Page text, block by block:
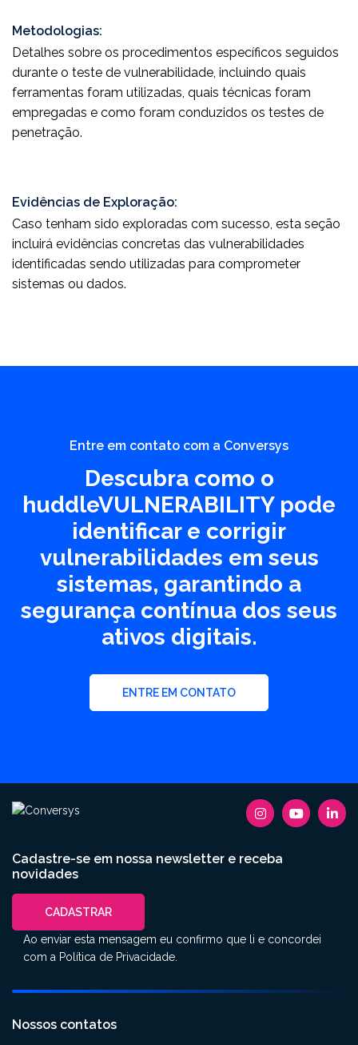
Metodologias:
Detalhes sobre os procedimentos específicos seguidos
durante o teste de vulnerabilidade, incluindo quais
ferramentas foram utilizadas, quais técnicas foram
empregadas e como foram conduzidos os testes de
penetração.
Evidências de Exploração:
Caso tenham sido exploradas com sucesso, esta seção
incluirá evidências concretas das vulnerabilidades
identificadas sendo utilizadas para comprometer
sistemas ou dados.
Entre em contato com a Conversys
Descubra como o
huddleVULNERABILITY pode
identificar e corrigir
vulnerabilidades em seus
sistemas, garantindo a
segurança contínua dos seus
ativos digitais.
ENTRE EM CONTATO
Cadastre-se em nossa newsletter e receba
novidades
CADASTRAR
Ao enviar esta mensagem eu confirmo que li e concordei
com a Política de Privacidade
Nossos contatos